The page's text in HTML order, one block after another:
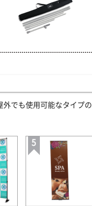
でも使用可能なタイプの